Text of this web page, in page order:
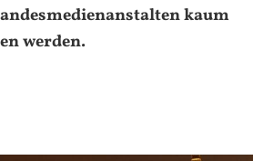
kaum
werden.